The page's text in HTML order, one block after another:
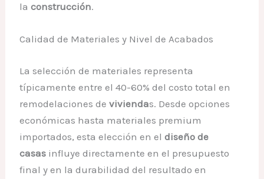
laconstrucción.
Calidad de Materiales y Nivel de Acabados
La selección de materiales representa
típicamente entre el 40-60% del costo total en
remodelaciones deviviendas. Desde opciones
económicas hasta materiales premium
importados, esta elección en eldiseño de
casas influye directamente en el presupuesto
final y en la durabilidad del resultado en